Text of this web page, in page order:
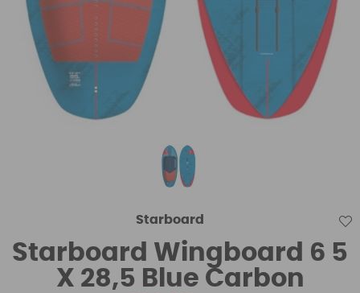
Starboard
Starboard Wingboard 6 5
X 28,5 Blue Carbon